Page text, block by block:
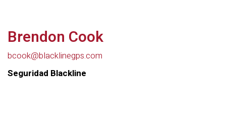
Brendon Cook
bcook@blacklinegps.com
Seguridad Blackline